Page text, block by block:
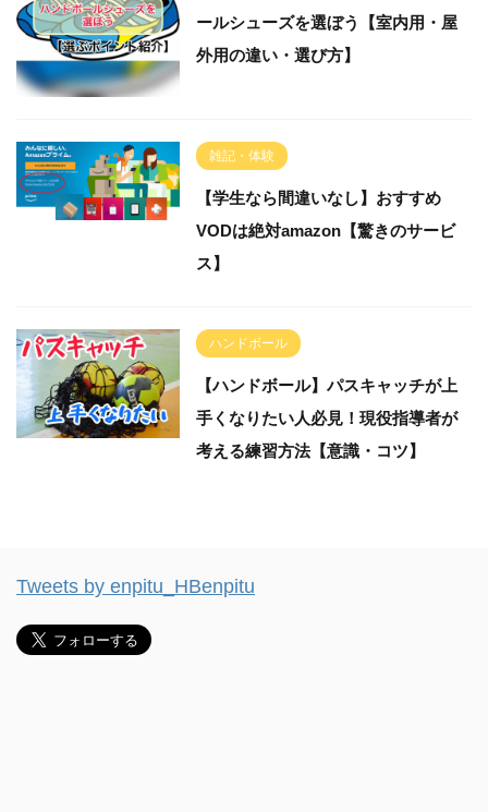
ールシューズを選ぼう【室内用・屋
外用の違い・選び方】
雑記・体験
【学生なら間違いなし】おすすめ
VODは絶対amazon【驚きのサービ
ス】
ハンドボール
【ハンドボール】パスキャッチが上
手くなりたい人必見！現役指導者が
考える練習方法【意識・コツ】
Tweets by enpitu_HBenpitu